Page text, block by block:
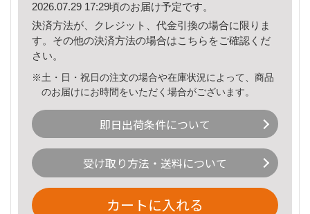
2026.07.29 17:29頃のお届け予定です。
決済方法が、クレジット、代金引換の場合に限りま
す。その他の決済方法の場合はこちら をご確認くだ
さい。
※土・日・祝日の注文の場合や在庫状況によって、商品
のお届けにお時間をいただく場合がございます。
即日出荷条件について
受け取り方法・送料について
カートに入れる